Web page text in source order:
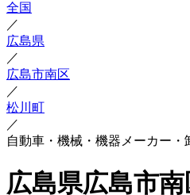
全国
／
広島県
／
広島市南区
／
松川町
／
自動車・機械・機器メーカー・
広島県広島市